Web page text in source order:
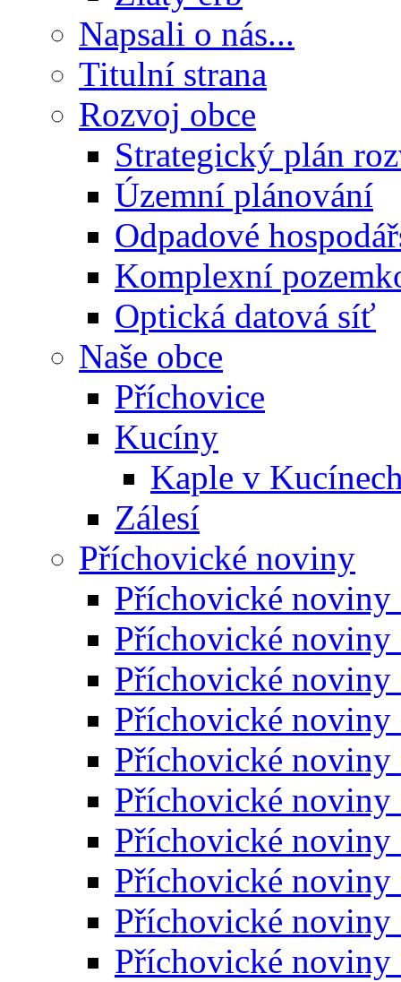
Napsali o nás...
Titulní strana
Rozvoj obce
Strategický plán
Územní plánování
Odpadové
Komplexní
Optická datová síť
Naše obce
Příchovice
Kucíny
Kaple v
Zálesí
Příchovické noviny
Příchovické noviny
Příchovické noviny
Příchovické noviny
Příchovické noviny
Příchovické noviny
Příchovické noviny
Příchovické noviny
Příchovické noviny
Příchovické noviny
Příchovické noviny